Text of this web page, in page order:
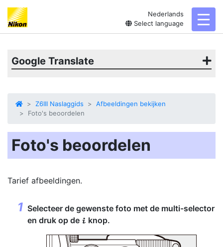
Nederlands
Select language
Google Translate
Z6III Naslaggids
Afbeeldingen bekijken
Foto's beoordelen
Foto's beoordelen
Tarief afbeeldingen.
Selecteer de gewenste foto met de multi-selector
en druk op de i knop.